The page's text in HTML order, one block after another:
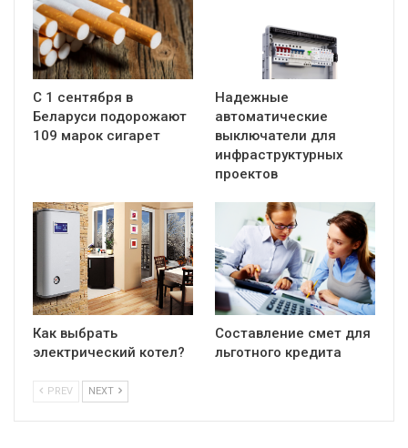
С 1 сентября в
Беларуси подорожают
109 марок сигарет
Надежные
автоматические
выключатели для
инфраструктурных
проектов
Как выбрать
электрический котел?
Составление смет для
льготного кредита
PREV NEXT